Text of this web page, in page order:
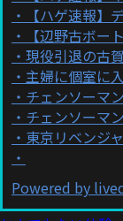
【ハゲ速報】
【辺野古ボー
現役引退の古
主婦に個室に
チェンソーマ
チェンソーマ
東京リベンジ
Powered by